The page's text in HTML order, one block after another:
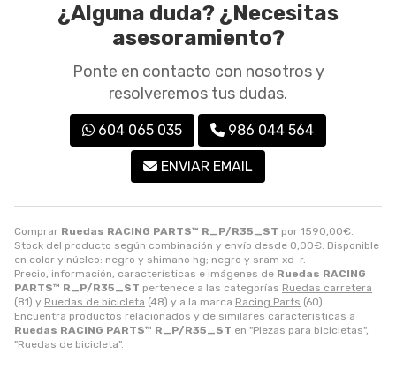
Comprar Ruedas RACING PARTS™ R_P/R35_ST por 1590,00€.
Stock del producto según combinación y envío desde 0,00€. Disponible
en color y núcleo: negro y shimano hg; negro y sram xd-r.
Precio, información, características e imágenes de Ruedas RACING
PARTS™ R_P/R35_ST pertenece a las categorías Ruedas carretera
(81) y Ruedas de bicicleta (48) y a la marca Racing Parts (60).
Encuentra productos relacionados y de similares características a
Ruedas RACING PARTS™ R_P/R35_ST en "Piezas para bicicletas",
"Ruedas de bicicleta".
¿Alguna duda? ¿Necesitas
asesoramiento?
Ponte en contacto con nosotros y
resolveremos tus dudas.
604 065 035 986 044 564
ENVIAR EMAIL